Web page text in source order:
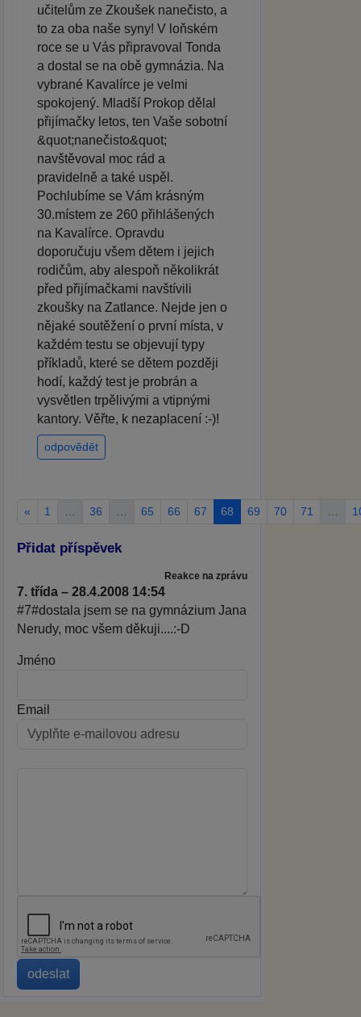
učitelům ze Zkoušek nanečisto, a
to za oba naše syny! V loňském
roce se u Vás připravoval Tonda
a dostal se na obě gymnázia. Na
vybrané Kavalírce je velmi
spokojený. Mladší Prokop dělal
přijímačky letos, ten Vaše sobotní
&quot;nanečisto&quot;
navštěvoval moc rád a
pravidelně a také uspěl.
Pochlubíme se Vám krásným
30.místem ze 260 přihlášených
na Kavalírce. Opravdu
doporučuju všem dětem i jejich
rodičům, aby alespoň několikrát
před přijímačkami navštívili
zkoušky na Zatlance. Nejde jen o
nějaké soutěžení o první místa, v
každém testu se objevují typy
příkladů, které se dětem později
hodí, každý test je probrán a
vysvětlen trpělivými a vtipnými
kantory. Věřte, k nezaplacení :-)!
odpovědět
« 1 36 65 66 67 68 69 70 71
Přidat příspěvek
Reakce na zprávu
7. třída – 28.4.2008 14:54
#7#dostala jsem se na gymnázium Jana
Nerudy, moc všem děkuji....:-D
Jméno
Email